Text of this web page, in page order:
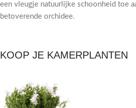
een vleugje natuurlijke schoonheid toe
betoverende orchidee.
KOOP JE KAMERPLANTEN